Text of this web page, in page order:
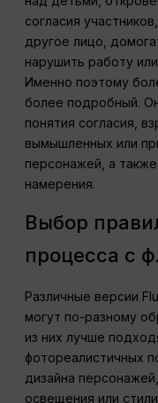
согласия
другое лицо,
нарушить работу
Именно поэтому
более подробный.
понятия согласия,
вымышленных или
персонажей, а
намерения.
Выбор
процесса с
Различные версии
могут по-разному
из них лучше
фотореалистичных
дизайна
освещения или